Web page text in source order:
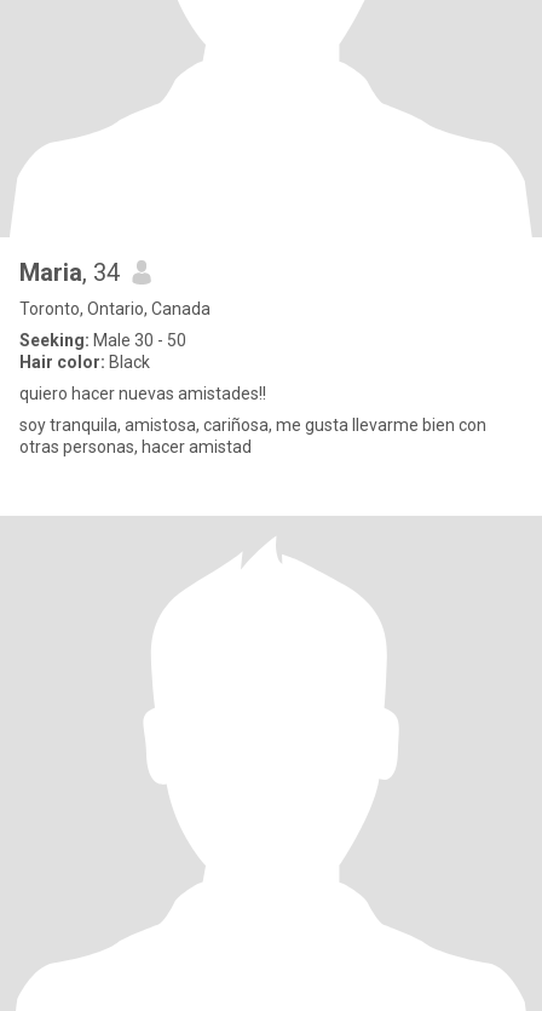
Maria, 34
Toronto, Ontario, Canada
Seeking: Male 30 - 50
Hair color: Black
quiero hacer nuevas amistades!!
soy tranquila, amistosa, cariñosa, me gusta llevarme bien con
otras personas, hacer amistad